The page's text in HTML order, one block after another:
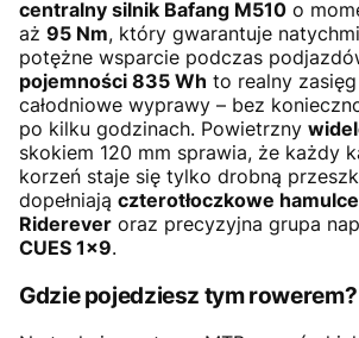
centralny silnik Bafang M510 o
aż 95 Nm, który gwarantuje
potężne wsparcie podczas
pojemności 835 Wh to realny zasięg
całodniowe wyprawy – bez
po kilku godzinach. Powietrzny
skokiem 120 mm sprawia, że każdy
korzeń staje się tylko drobną
dopełniają czterotłoczkowe
Riderever oraz precyzyjna grupa
CUES 1x9.
Gdzie pojedziesz tym rowerem?